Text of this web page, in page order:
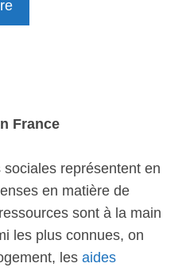
France
représentent en
en matière de
sont à la main
les plus connues, on
les aides